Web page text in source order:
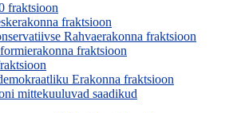
fraktsioon
fraktsioon
Rahvaerakonna fraktsioon
fraktsioon
Erakonna fraktsioon
mittekuuluvad saadikud